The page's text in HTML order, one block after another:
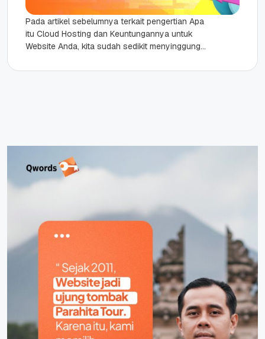
Pada artikel sebelumnya terkait pengertian Apa
itu Cloud Hosting dan Keuntungannya untuk
Website Anda, kita sudah sedikit menyinggung
Indonesia ....